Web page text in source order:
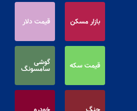
بازار مسکن قیمت دلار
قیمت سکه گوشی
سامسونگ